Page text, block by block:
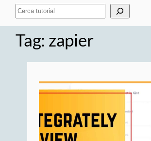
Cerca
Tag: zapier